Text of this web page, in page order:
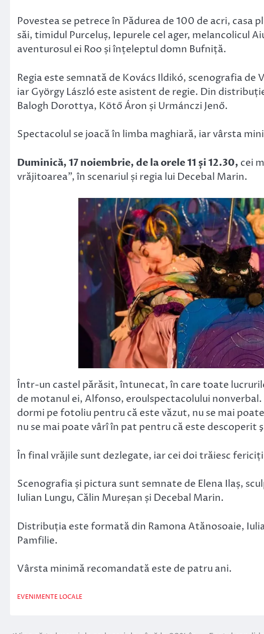
Povestea se petrece în Pădurea de 100 de acri, casa
săi, timidul Purceluș, Iepurele cel ager, melancolicul
aventurosul ei Roo și înțeleptul domn Bufniță.
Regia este semnată de Kovács Ildikó, scenografia de
iar György László este asistent de regie. Din
Balogh Dorottya, Kötő Áron și Urmánczi Jenő.
Spectacolul se joacă în limba maghiară, iar vârsta
Duminică, 17 noiembrie, de la orele 11 și 12.30, cei
vrăjitoarea”, în scenariul și regia lui Decebal Marin.
Într-un castel părăsit, întunecat, în care toate
de motanul ei, Alfonso, eroulspectacolului
dormi pe fotoliu pentru că este văzut, nu se mai
nu se mai poate vârî în pat pentru că este descoperit
În final vrăjile sunt dezlegate, iar cei doi trăiesc
Scenografia și pictura sunt semnate de Elena Ilaș,
Iulian Lungu, Călin Mureșan și Decebal Marin.
Distribuția este formată din Ramona Atănosoaie,
Pamfilie.
Vârsta minimă recomandată este de patru ani.
EVENIMENTE LOCALE